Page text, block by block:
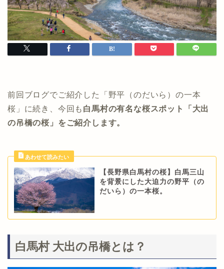
前回ブログでご紹介した「野平（のだいら）の一本
桜」に続き、今回も 白馬村の有名な桜スポット「大出
の吊橋の桜」をご紹介します。
【長野県白馬村の桜】白馬三山
を背景にした大迫力の野平（の
だいら）の一本桜。
白馬村 大出の吊橋とは？